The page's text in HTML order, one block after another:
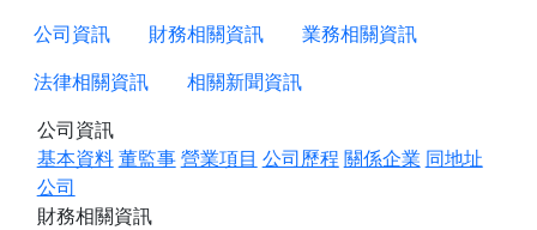
公司資訊 財務相關資訊
業務相關資訊
法律相關資訊
相關新聞資訊
公司資訊
基本資料董監事營業項目 公司歷程 關係企業 同地址
公司
財務相關資訊